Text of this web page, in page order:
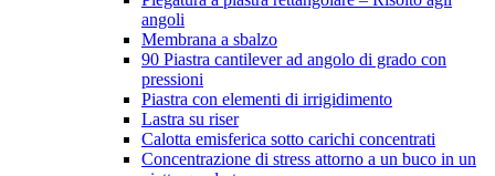
angoli
Membrana a sbalzo
90 Piastra cantilever ad angolo di grado con
pressioni
Piastra con elementi di irrigidimento
Lastra su riser
Calotta emisferica sotto carichi concentrati
Concentrazione di stress attorno a un buco in un